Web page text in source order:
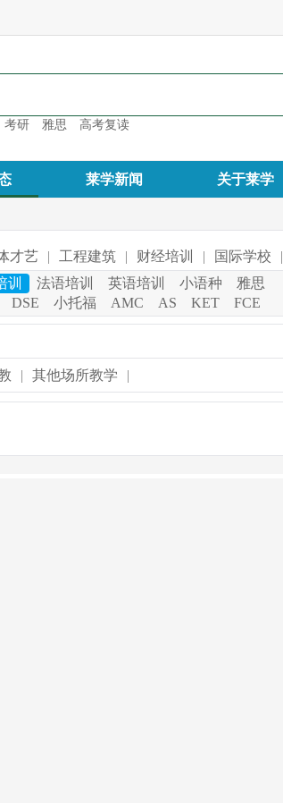
考研 雅思 高考复读
莱学新闻 关于莱学
才艺 | 工程建筑 | 财经培训 | 国际学校 |
训 法语培训 英语培训 小语种
雅思
DSE 小托福 AMC AS KET FCE
| 其他场所教学 |